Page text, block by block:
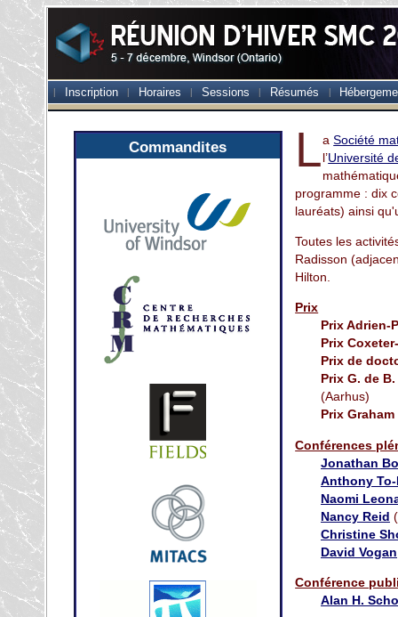
Inscription Horaires Sessions Résumés
Commandites LaSociété
l’Université
programme : dix
lauréats) ainsi
Toutes les
Radisson
Hilton.
Prix
Prix Adrien-
Prix
Prix de
Prix G. de
(Aarhus)
Prix
Conférences
Jonathan
Anthony
Naomi
Nancy Reid
Christine
David Vogan
Conférence
Alan H.